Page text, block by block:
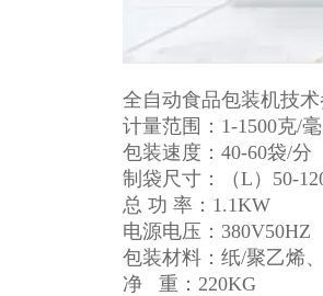
全自动食品包装机技
计量范围：1-1500克/
包装速度：40-60袋/分
制袋尺寸：（L）50-
总 功 率：1.1KW
电源电压：
包装材料：纸/聚乙烯
净 重：220KG